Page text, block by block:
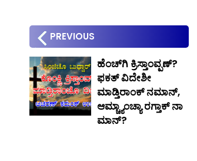
PREVIOUS
ಹೆಂಚ್‍ಗಿ ಕ್ರಿಸ್ತಾಂವ್ಪಣ್?
ಫಕತ್ ವಿದೇಶೀ
ಮಾಡ್ತಿರಾಂಕ್ ನಮಾನ್,
ಆಮ್ಚ್ಯಾಂಚ್ಯಾ ರಗ್ತಾಕ್ ನಾ
ಮಾನ್?